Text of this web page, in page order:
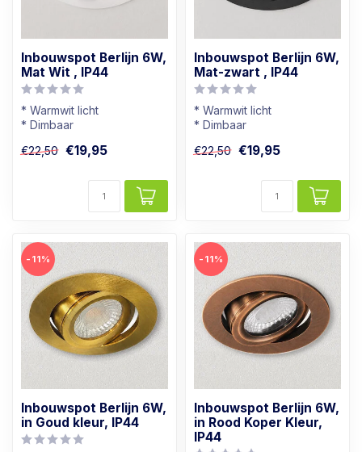
Inbouwspot Berlijn 6W,
Mat Wit , IP44
* Warmwit licht
* Dimbaar
* In mat-witte kleur
€22,50 €19,95
Inbouwspot Berlijn 6W,
Mat-zwart , IP44
* Warmwit licht
* Dimbaar
* In mat-zwarte kleur
€22,50 €19,95
-11%
Inbouwspot Berlijn 6W,
in Goud kleur, IP44
-11%
Inbouwspot Berlijn 6W,
in Rood Koper Kleur,
IP44